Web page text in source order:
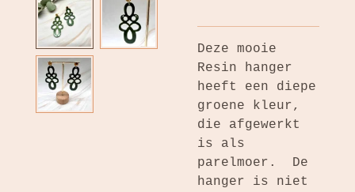
Deze mooie
Resin hanger
heeft een diepe
groene kleur,
die afgewerkt
is als
parelmoer. De
hanger is niet